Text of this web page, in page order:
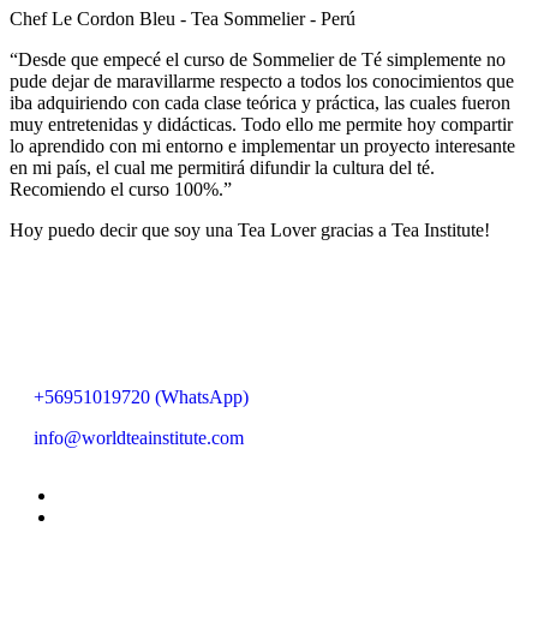
Chef Le Cordon Bleu - Tea Sommelier - Perú
“Desde que empecé el curso de Sommelier de Té simplemente no
pude dejar de maravillarme respecto a todos los conocimientos que
iba adquiriendo con cada clase teórica y práctica, las cuales fueron
muy entretenidas y didácticas. Todo ello me permite hoy compartir
lo aprendido con mi entorno e implementar un proyecto interesante
en mi país, el cual me permitirá difundir la cultura del té.
Recomiendo el curso 100%.”
Hoy puedo decir que soy una Tea Lover gracias a Tea Institute!
+56951019720 (WhatsApp)
info@worldteainstitute.com